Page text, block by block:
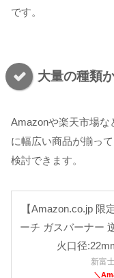
です。
大量の種類
Amazonや楽天市場な
に幅広い商品が揃っ
検討できます。
【Amazon.co.jp 限
ーチ ガスバーナー
火口径
新富